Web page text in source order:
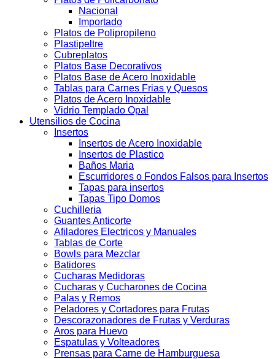
Nacional
Importado
Platos de Polipropileno
Plastipeltre
Cubreplatos
Platos Base Decorativos
Platos Base de Acero Inoxidable
Tablas para Carnes Frias y Quesos
Platos de Acero Inoxidable
Vidrio Templado Opal
Utensilios de Cocina
Insertos
Insertos de Acero Inoxidable
Insertos de Plastico
Baños Maria
Escurridores o Fondos Falsos para Insertos
Tapas para insertos
Tapas Tipo Domos
Cuchilleria
Guantes Anticorte
Afiladores Electricos y Manuales
Tablas de Corte
Bowls para Mezclar
Batidores
Cucharas Medidoras
Cucharas y Cucharones de Cocina
Palas y Remos
Peladores y Cortadores para Frutas
Descorazonadores de Frutas y Verduras
Aros para Huevo
Espatulas y Volteadores
Prensas para Carne de Hamburguesa